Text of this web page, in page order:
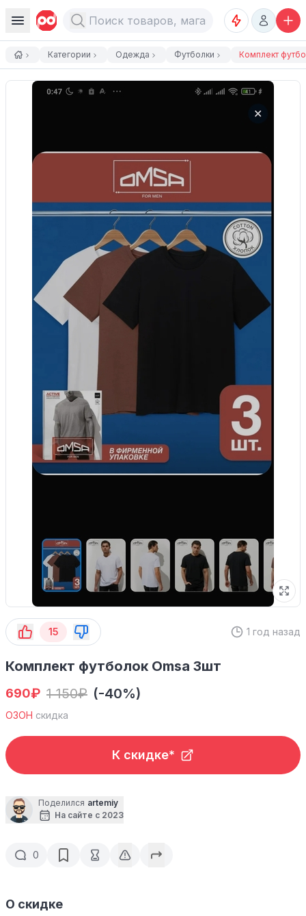
Категории Одежда Футболки Комплект
15 1 год назад
Комплект футболок Omsa 3шт
690₽ 1 150₽ (-40%)
ОЗОН скидка
К скидке*
Поделился artemiy
На сайте с 2023
0
О скидке